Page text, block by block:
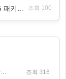
조회 100
아머드 트레인 워페어 – 무장 열차를 지휘해 전장을 돌파하는 생존 전투 게임 조회 316